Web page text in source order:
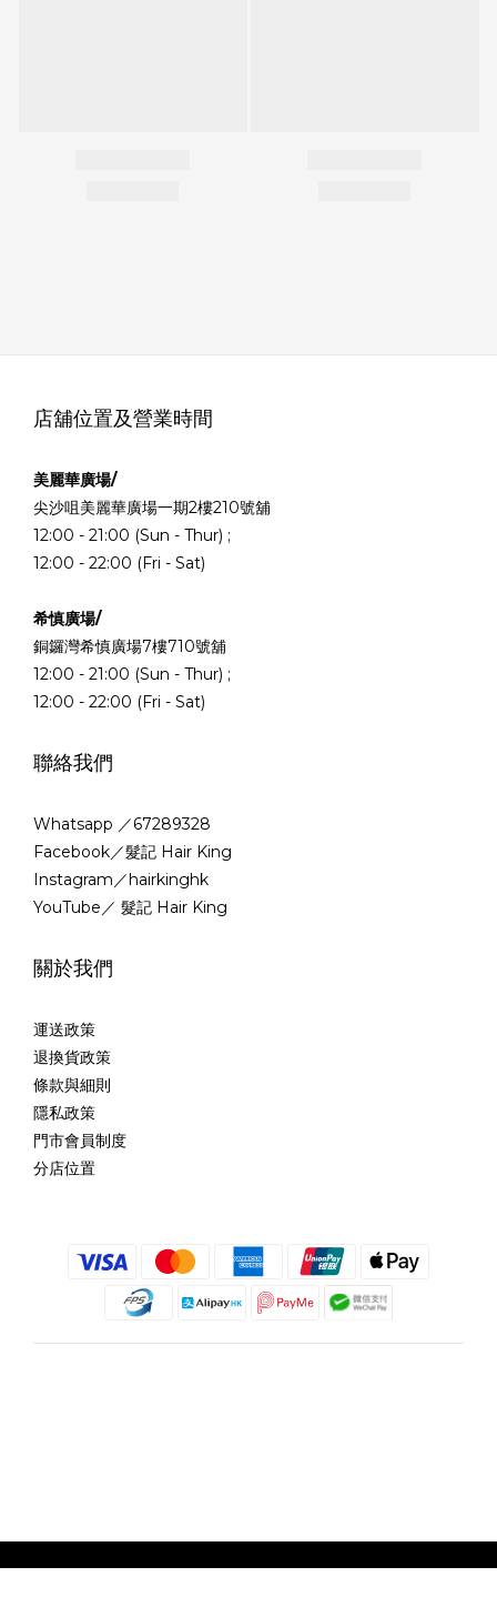
店舖位置及營業時間
美麗華廣場/
尖沙咀美麗華廣場一期2樓210號舖
12:00 - 21:00 (Sun - Thur) ;
12:00 - 22:00 (Fri - Sat)
希慎廣場/
銅鑼灣希慎廣場7樓710號舖
12:00 - 21:00 (Sun - Thur) ;
12:00 - 22:00 (Fri - Sat)
聯絡我們
Whatsapp ／67289328
Facebook／髮記 Hair King
Instagram／hairkinghk
YouTube／ 髮記 Hair King
關於我們
運送政策
退換貨政策
條款與細則
隱私政策
門市會員制度
分店位置